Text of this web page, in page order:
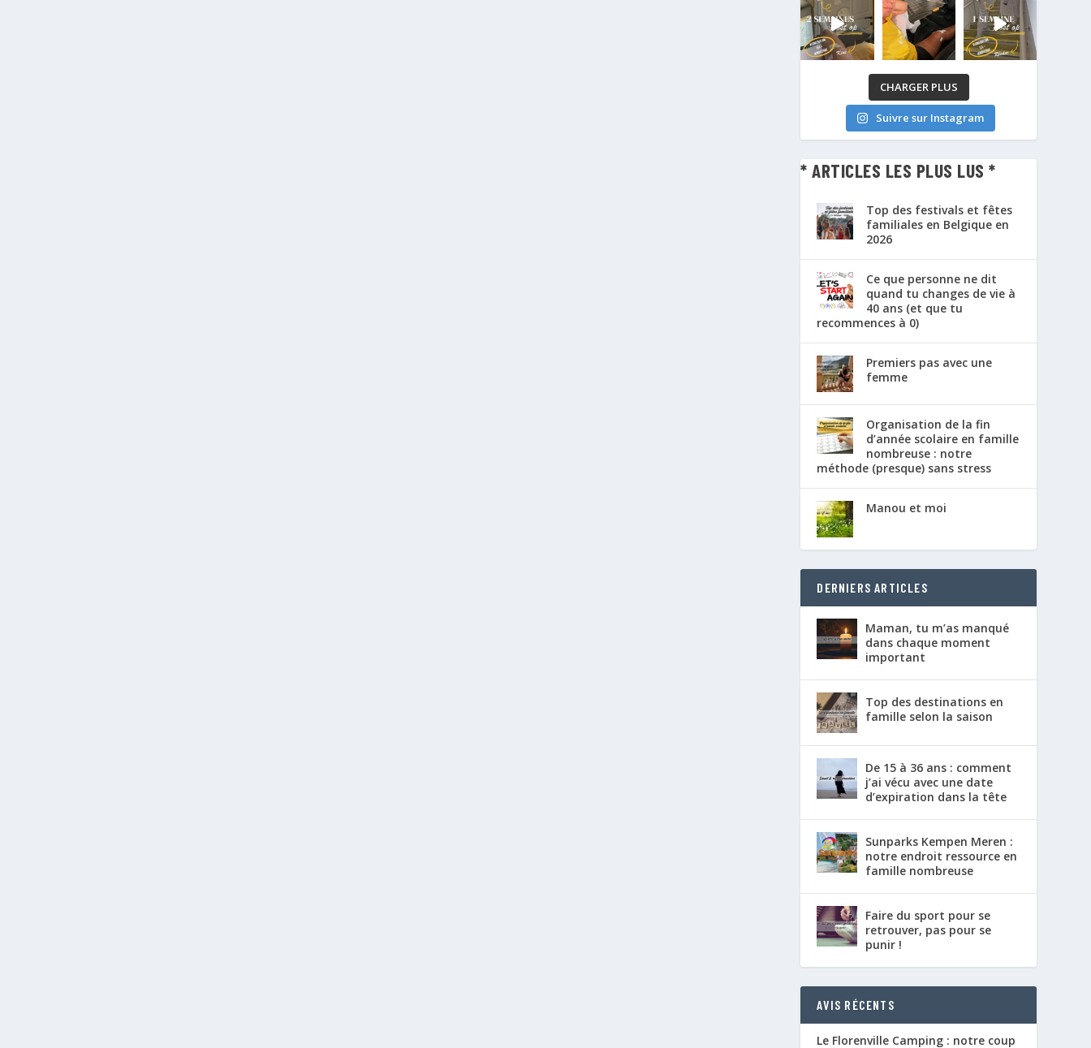
CHARGER PLUS
Suivre sur Instagram
* ARTICLES LES PLUS LUS *
Top des festivals et fêtes
familiales en Belgique en
2026
Ce que personne ne dit
quand tu changes de vie à
40 ans (et que tu
recommences à 0)
Premiers pas avec une
femme
Organisation de la fin
d’année scolaire en famille
nombreuse : notre
méthode (presque) sans stress
Manou et moi
DERNIERS ARTICLES
Maman, tu m’as manqué
dans chaque moment
important
Top des destinations en
famille selon la saison
De 15 à 36 ans : comment
j’ai vécu avec une date
d’expiration dans la tête
Sunparks Kempen Meren :
notre endroit ressource en
famille nombreuse
Faire du sport pour se
retrouver, pas pour se
punir !
AVIS RÉCENTS
Le Florenville Camping : notre coup